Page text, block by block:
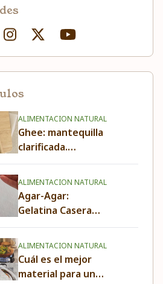
ALIMENTACION NATURAL
Ghee: mantequilla
clarificada.
Propiedades, Usos
ALIMENTACION NATURAL
Agar-Agar:
Gelatina Casera
Vegetal.
y beneficios
ALIMENTACION NATURAL
Cuál es el mejor
material para una